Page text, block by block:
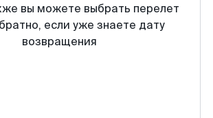
вы можете выбрать перелет
если уже знаете дату
возвращения